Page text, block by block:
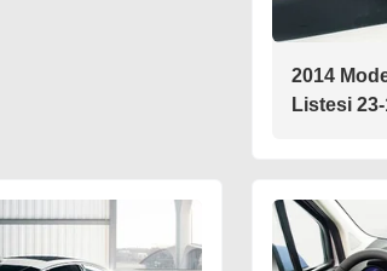
2014
Listesi